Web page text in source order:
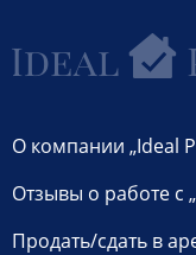
О компании „Ideal
Отзывы о работе с
Продать/сдать в